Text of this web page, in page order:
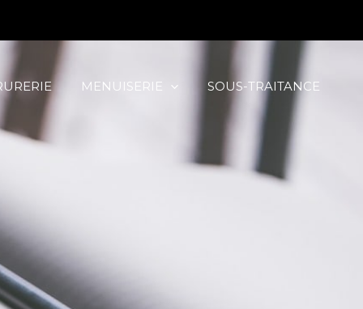
MENUISERIE SOUS-TRAITANCE